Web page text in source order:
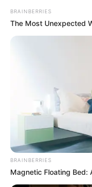
BRAINBERRIES
The Most Unexpected
BRAINBERRIES
Magnetic Floating Bed: